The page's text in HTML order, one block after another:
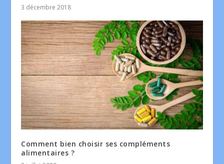
3 décembre 2018
Comment bien choisir ses compléments
alimentaires ?